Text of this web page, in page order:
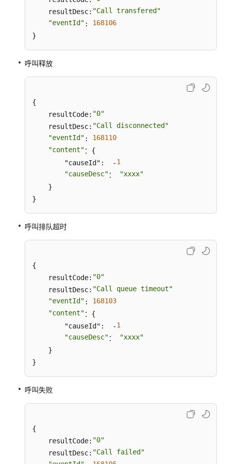
统
权
    resultDesc:
"Call transfered"
"eventId" : 168106
}
呼叫释放
{
    resultCode:
"0"
    resultDesc:
"Call disconnected"
"eventId" : 168110
"content"：{
        "causeId":  -
1
"causeDesc"：
"xxxx"
    }
}
呼叫排队超时
{
    resultCode:
"0"
    resultDesc:
"Call queue timeout"
"eventId" : 168103
"content"：{
        "causeId":  -
1
"causeDesc"：
"xxxx"
    }
}
呼叫失败
{
    resultCode:
"0"
    resultDesc:
"Call failed"